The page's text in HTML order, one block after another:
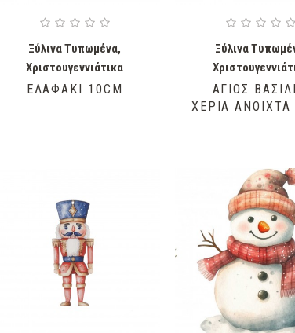
Ξύλινα Τυπωμένα,
Χριστουγεννιάτικα
ΕΛΑΦΆΚΙ 10CM
Ξύλινα
ΆΓΙΟΣ
ΧΈΡΙΑ ΑΝΟΙΧΤΆ